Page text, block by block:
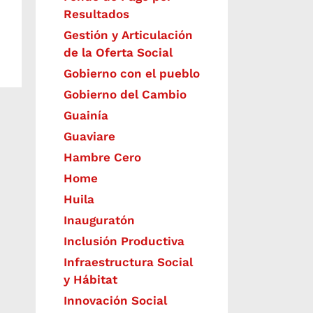
Resultados
Gestión y Articulación
de la Oferta Social
Gobierno con el pueblo
Gobierno del Cambio
Guainía
Guaviare
Hambre Cero
Home
Huila
Inauguratón
Inclusión Productiva
Infraestructura Social
y Hábitat
​Innovación Social